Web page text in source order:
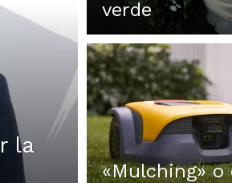
la
verde
«Mulching»